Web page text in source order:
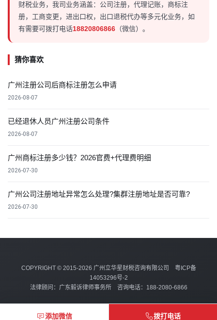
财税业务，我司业务涵盖：公司注册，代理记账，商标注
册，工商变更，进出口权，出口退税代办等多元化业务，如
有需要可拨打电话18820806866 （微信）。
猜你喜欢
广州注册公司后商标注册怎么申请
2026-08-07
已经退休人员广州注册公司条件
2026-08-07
广州商标注册多少钱？2026官费+代理费明细
2026-07-30
广州公司注册地址异常怎么处理?集群注册地址是否可靠?
2026-07-30
COPYRIGHT © 2015-2026 广州立华星财税咨询有限公司 粤ICP备
14053296号-2
法律顾问：广东毅诉律师事务所 咨询电话：188-2080-6866
添加微信 拨打电话